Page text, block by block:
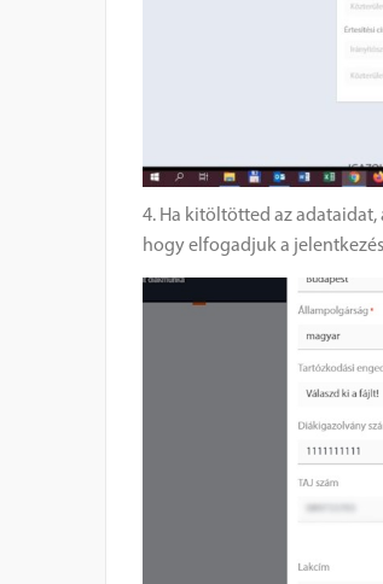
4. Ha kitöltötted az adataidat,
hogy elfogadjuk a